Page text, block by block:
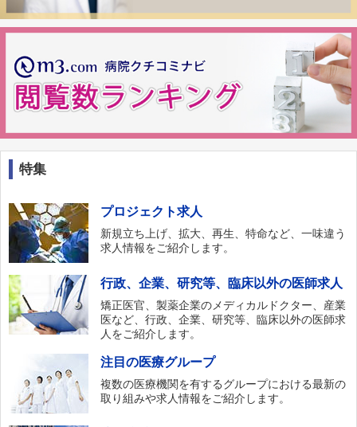
特集
プロジェクト求人
新規立ち上げ、拡大、再生、特命など、一味違う
求人情報をご紹介します。
行政、企業、研究等、臨床以外の医師求人
矯正医官、製薬企業のメディカルドクター、産業
医など、行政、企業、研究等、臨床以外の医師求
人をご紹介します。
注目の医療グループ
複数の医療機関を有するグループにおける最新の
取り組みや求人情報をご紹介します。